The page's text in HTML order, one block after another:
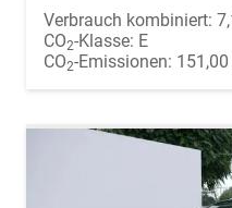
Verbrauch kombiniert:
CO2-Klasse: E
CO2-Emissionen: